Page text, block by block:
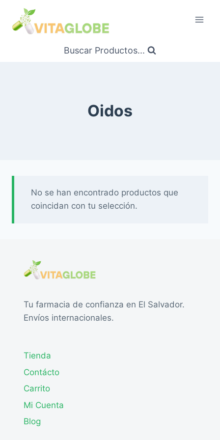
Contenido
Buscar Productos...
Oidos
No se han encontrado productos que
coincidan con tu selección.
Tu farmacia de confianza en El Salvador.
Envíos internacionales.
Tienda
Contácto
Carrito
Mi Cuenta
Blog